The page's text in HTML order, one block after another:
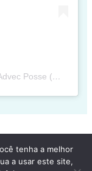
Uma publicação compartilhada por Edp Advec Posse (@edpadvecposse)
Direitos Reservados
tenha a melhor
a usar este site,